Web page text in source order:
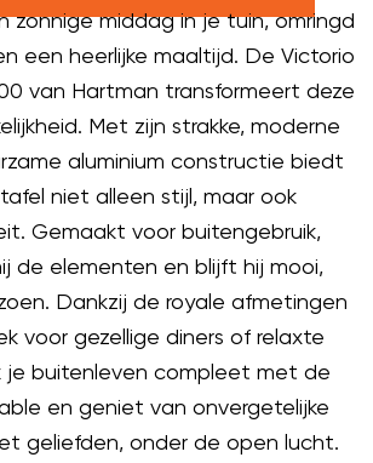
zonnige middag in je tuin, omringd
een heerlijke maaltijd. De Victorio
van Hartman transformeert deze
Met zijn strakke, moderne
aluminium constructie biedt
niet alleen stijl, maar ook
Gemaakt voor buitengebruik,
de elementen en blijft hij mooi,
Dankzij de royale afmetingen
voor gezellige diners of relaxte
je buitenleven compleet met de
en geniet van onvergetelijke
geliefden, onder de open lucht.